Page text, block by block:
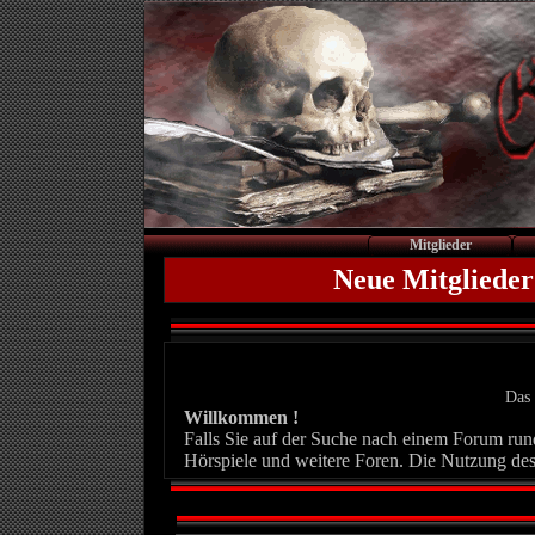
Mitglieder
Neue
Willkommen !
Falls Sie auf der Suche nach einem Forum
Hörspiele und weitere Foren. Die Nutzung